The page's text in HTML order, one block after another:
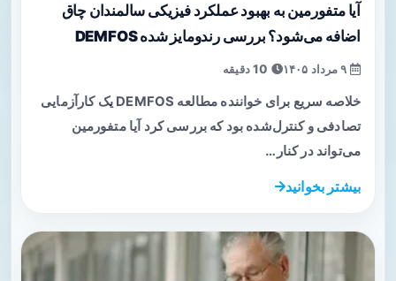
آیا متفورمین به بهبود عملکرد فیزیکی سالمندان چاق
اضافه می‌شود؟ بررسی رندومایز شده DEMFOS
خلاصه سریع برای خواننده مطالعه DEMFOS یک کارآزمایی
تصادفی و کنترل‌شده بود که بررسی کرد آیا متفورمین
می‌تواند در کنار…
بیشتر بخوانید